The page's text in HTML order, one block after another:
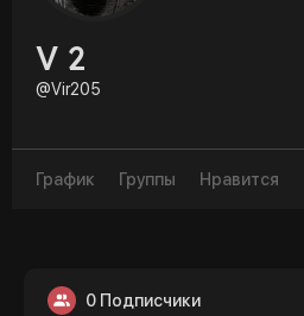
V 2
@Vir205
График Группы Нравится
0 Подписчики